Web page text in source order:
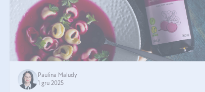
Paulina Maludy
1 gru 2025